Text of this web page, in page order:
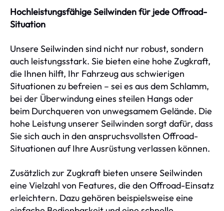
Hochleistungsfähige Seilwinden für jede Offroad-
Situation
Unsere Seilwinden sind nicht nur robust, sondern
auch leistungsstark. Sie bieten eine hohe Zugkraft,
die Ihnen hilft, Ihr Fahrzeug aus schwierigen
Situationen zu befreien – sei es aus dem Schlamm,
bei der Überwindung eines steilen Hangs oder
beim Durchqueren von unwegsamem Gelände. Die
hohe Leistung unserer Seilwinden sorgt dafür, dass
Sie sich auch in den anspruchsvollsten Offroad-
Situationen auf Ihre Ausrüstung verlassen können.
Zusätzlich zur Zugkraft bieten unsere Seilwinden
eine Vielzahl von Features, die den Offroad-Einsatz
erleichtern. Dazu gehören beispielsweise eine